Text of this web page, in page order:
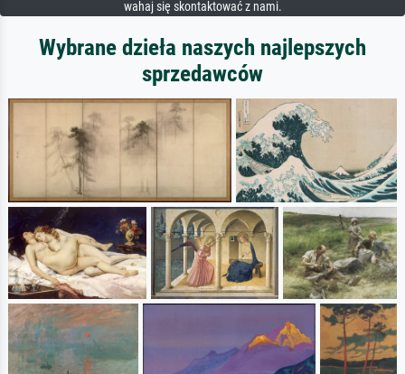
wahaj się skontaktować z nami.
Wybrane dzieła naszych najlepszych
sprzedawców